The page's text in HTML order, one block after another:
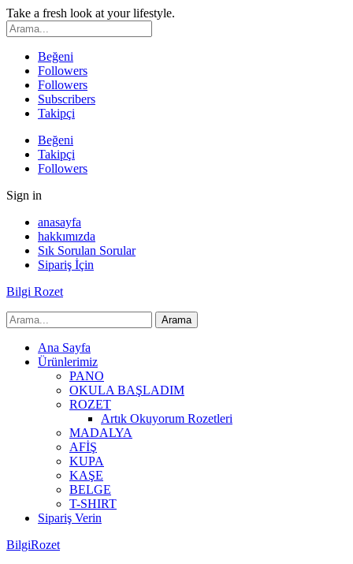
Take a fresh look at your lifestyle.
Beğeni
Followers
Followers
Subscribers
Takipçi
Beğeni
Takipçi
Followers
Sign in
anasayfa
hakkımızda
Sık Sorulan Sorular
Sipariş İçin
Bilgi Rozet
Ana Sayfa
Ürünlerimiz
PANO
OKULA BAŞLADIM
ROZET
Artık Okuyorum Rozetleri
MADALYA
AFİŞ
KUPA
KAŞE
BELGE
T-SHIRT
Sipariş Verin
BilgiRozet